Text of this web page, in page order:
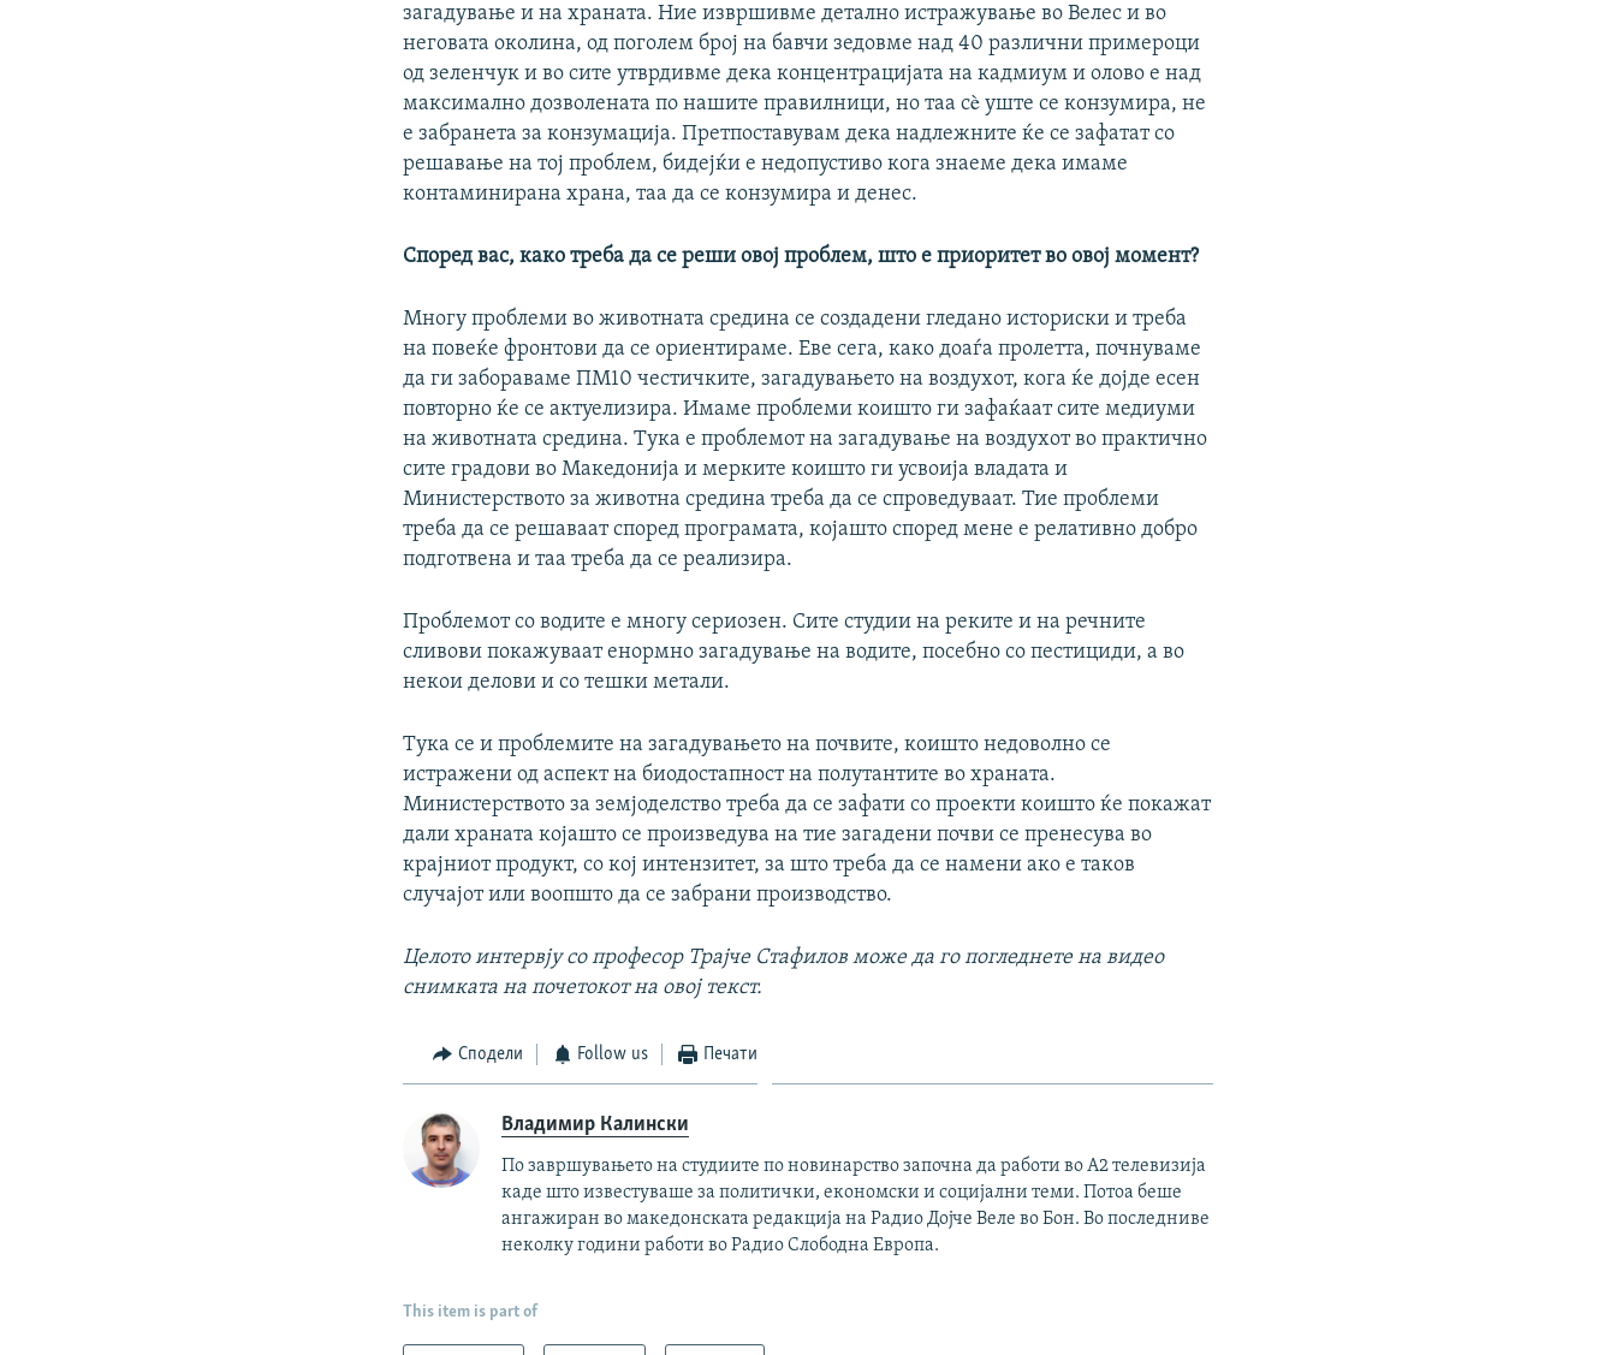
загадување и на храната. Ние извршивме детално истражување во Велес и во
неговата околина, од поголем број на бавчи зедовме над 40 различни примероци
од зеленчук и во сите утврдивме дека концентрацијата на кадмиум и олово е над
максимално дозволената по нашите правилници, но таа сè уште се конзумира, не
е забранета за конзумација. Претпоставувам дека надлежните ќе се зафатат со
решавање на тој проблем, бидејќи е недопустиво кога знаеме дека имаме
контаминирана храна, таа да се конзумира и денес.
Според вас, како треба да се реши овој проблем, што е приоритет во овој момент?
Многу проблеми во животната средина се создадени гледано историски и треба
на повеќе фронтови да се ориентираме. Еве сега, како доаѓа пролетта, почнуваме
да ги забораваме ПМ10 честичките, загадувањето на воздухот, кога ќе дојде есен
повторно ќе се актуелизира. Имаме проблеми коишто ги зафаќаат сите медиуми
на животната средина. Тука е проблемот на загадување на воздухот во практично
сите градови во Македонија и мерките коишто ги усвоија владата и
Министерството за животна средина треба да се спроведуваат. Тие проблеми
треба да се решаваат според програмата, којашто според мене е релативно добро
подготвена и таа треба да се реализира.
Проблемот со водите е многу сериозен. Сите студии на реките и на речните
сливови покажуваат енормно загадување на водите, посебно со пестициди, а во
некои делови и со тешки метали.
Тука се и проблемите на загадувањето на почвите, коишто недоволно се
истражени од аспект на биодостапност на полутантите во храната.
Министерството за земјоделство треба да се зафати со проекти коишто ќе покажат
дали храната којашто се произведува на тие загадени почви се пренесува во
крајниот продукт, со кој интензитет, за што треба да се намени ако е таков
случајот или воопшто да се забрани производство.
Целото интервју со професор Трајче Стафилов може да го погледнете на видео
снимката на почетокот на овој текст.
Сподели Follow us Печати
Владимир Калински
По завршувањето на студиите по новинарство започна да работи во А2 телевизија
каде што известуваше за политички, економски и социјални теми. Потоа беше
ангажиран во македонската редакција на Радио Дојче Веле во Бон. Во последниве
неколку години работи во Радио Слободна Европа.
This item is part of